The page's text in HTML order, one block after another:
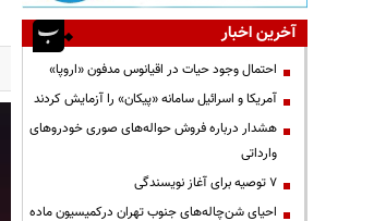
آخرین اخبار
احتمال وجود حیات در اقیانوس مدفون «اروپا»
آمریکا و اسرائیل سامانه «پیکان» را آزمایش کردند
هشدار درباره فروش حواله‌های صوری خودروهای
وارداتی
۷ توصیه برای آغاز نویسندگی
احیای شن‌چاله‌های جنوب تهران درکمیسیون ماده